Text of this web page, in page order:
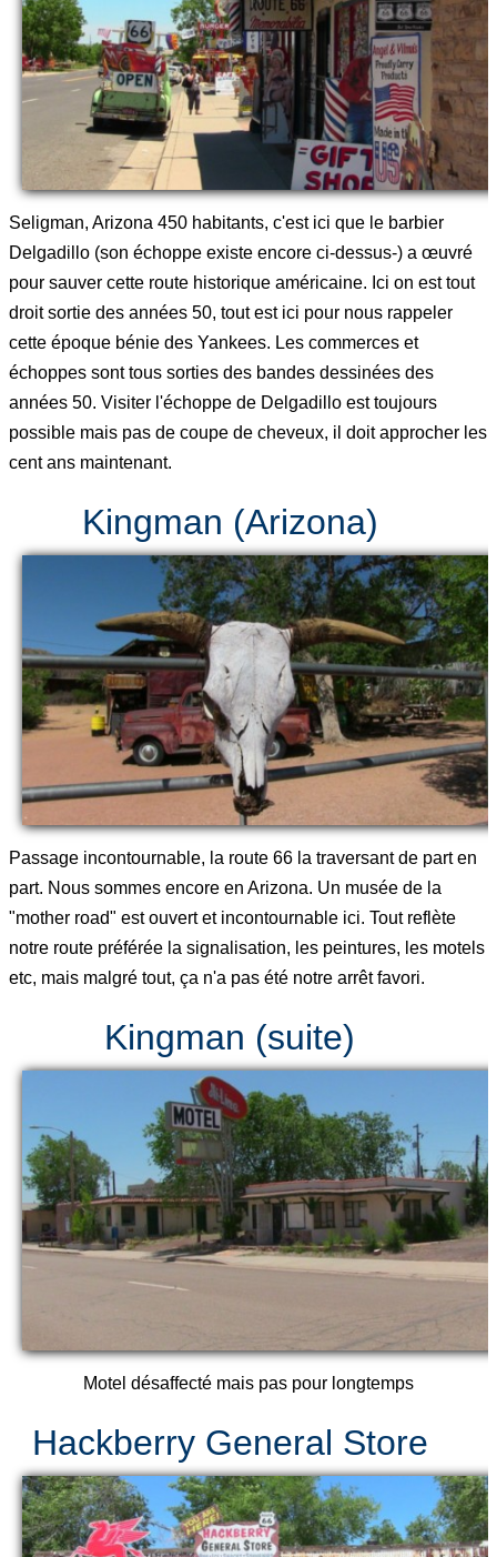
Seligman, Arizona 450 habitants, c'est ici que le barbier
Delgadillo (son échoppe existe encore ci-dessus-) a œuvré
pour sauver cette route historique américaine. Ici on est tout
droit sortie des années 50, tout est ici pour nous rappeler
cette époque bénie des Yankees. Les commerces et
échoppes sont tous sorties des bandes dessinées des
années 50. Visiter l'échoppe de Delgadillo est toujours
possible mais pas de coupe de cheveux, il doit approcher les
cent ans maintenant.
Kingman (Arizona)
Passage incontournable, la route 66 la traversant de part en
part. Nous sommes encore en Arizona. Un musée de la
"mother road" est ouvert et incontournable ici. Tout reflète
notre route préférée la signalisation, les peintures, les motels
etc, mais malgré tout, ça n'a pas été notre arrêt favori.
Kingman (suite)
Motel désaffecté mais pas pour longtemps
Hackberry General Store